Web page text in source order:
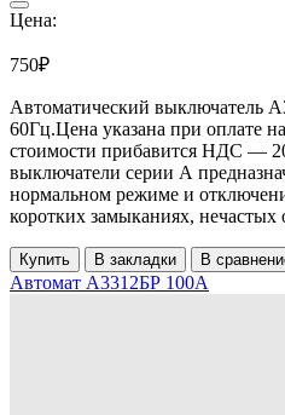
Цена:
750₽
Автоматический выключатель
60Гц.Цена указана при оплате
стоимости прибавится НДС ―
выключатели серии А
нормальном режиме и
коротких замыканиях, нечастых
Купить В закладки В
Автомат А3312БР 100А